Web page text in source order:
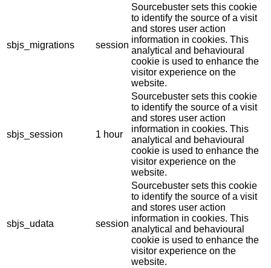
sbjs_migrations session
Sourcebuster sets this cookie
to identify the source of a visit
and stores user action
information in cookies. This
analytical and behavioural
cookie is used to enhance the
visitor experience on the
website.
sbjs_session 1 hour
Sourcebuster sets this cookie
to identify the source of a visit
and stores user action
information in cookies. This
analytical and behavioural
cookie is used to enhance the
visitor experience on the
website.
sbjs_udata session
Sourcebuster sets this cookie
to identify the source of a visit
and stores user action
information in cookies. This
analytical and behavioural
cookie is used to enhance the
visitor experience on the
website.